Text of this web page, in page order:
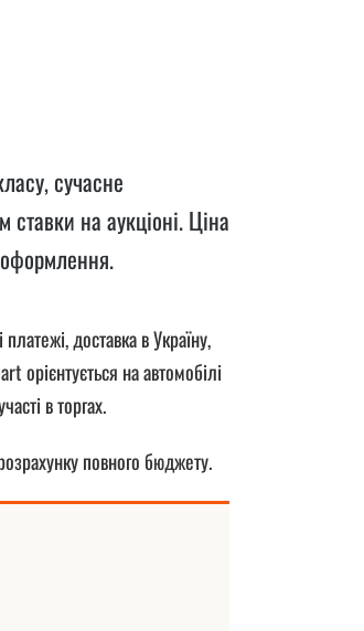
сучасне
на аукціоні. Ціна
оформлення.
доставка в Україну,
орієнтується на автомобілі
в торгах.
повного бюджету.